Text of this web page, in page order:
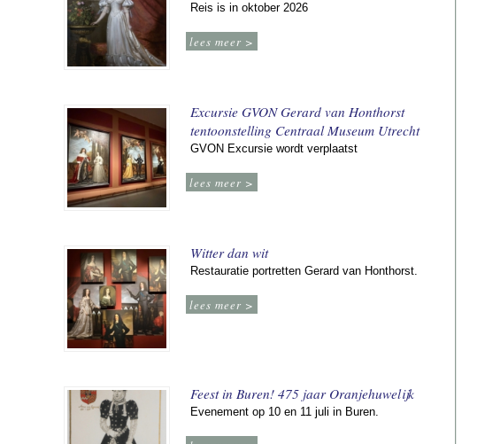
Reis is in oktober 2026
lees meer >
Excursie GVON Gerard van Honthorst
tentoonstelling Centraal Museum Utrecht
GVON Excursie wordt verplaatst
lees meer >
Witter dan wit
Restauratie portretten Gerard van Honthorst.
lees meer >
Feest in Buren! 475 jaar Oranjehuwelijk
Evenement op 10 en 11 juli in Buren.